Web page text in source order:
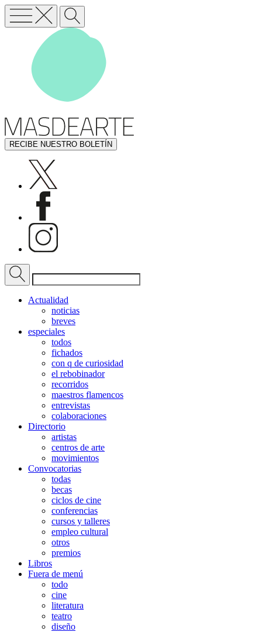
RECIBE NUESTRO BOLETÍN
Actualidad
noticias
breves
especiales
todos
fichados
con q de curiosidad
el rebobinador
recorridos
maestros flamencos
entrevistas
colaboraciones
Directorio
artistas
centros de arte
movimientos
Convocatorias
todas
becas
ciclos de cine
conferencias
cursos y talleres
empleo cultural
otros
premios
Libros
Fuera de menú
todo
cine
literatura
teatro
diseño